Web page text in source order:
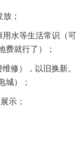
；
水等生活常识（可
费就行了）；
修），以旧换新。
城）；
示；